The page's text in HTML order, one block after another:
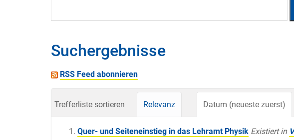
Suchergebnisse
RSS Feed abonnieren
Trefferliste sortieren Relevanz Datum (neueste zuerst)
Quer- und Seiteneinstieg in das Lehramt Physik Existiert in